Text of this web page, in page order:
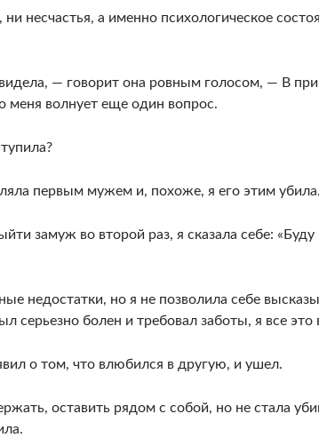
ни несчастья, а именно психологическое
— говорит она ров­ным голосом, — В
меня волнует еще один вопрос.
первым мужем и, похоже, я его этим убила.
замуж во второй раз, я сказала себе:
недостатки, но я не позво­лила себе
серьезно болен и требовал заботы, я все
о том, что влюбился в другую, и ушел.
оставить рядом с собой, но не стала